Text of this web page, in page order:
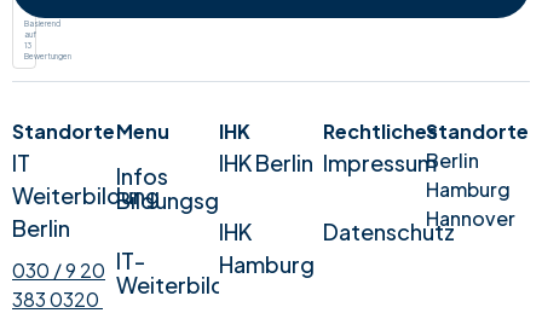
Basierend
auf
13
Bewertungen
Standorte
IT
Weiterbildung
Berlin
030 / 9 20
383 0320
Menu
Infos
Bildungsgesetz
IT-
Weiterbildung
IHK
IHK Berlin
IHK
Hamburg
Rechtliches
Impressum
Datenschutz
Standorte
Berlin
Hamburg
Hannover